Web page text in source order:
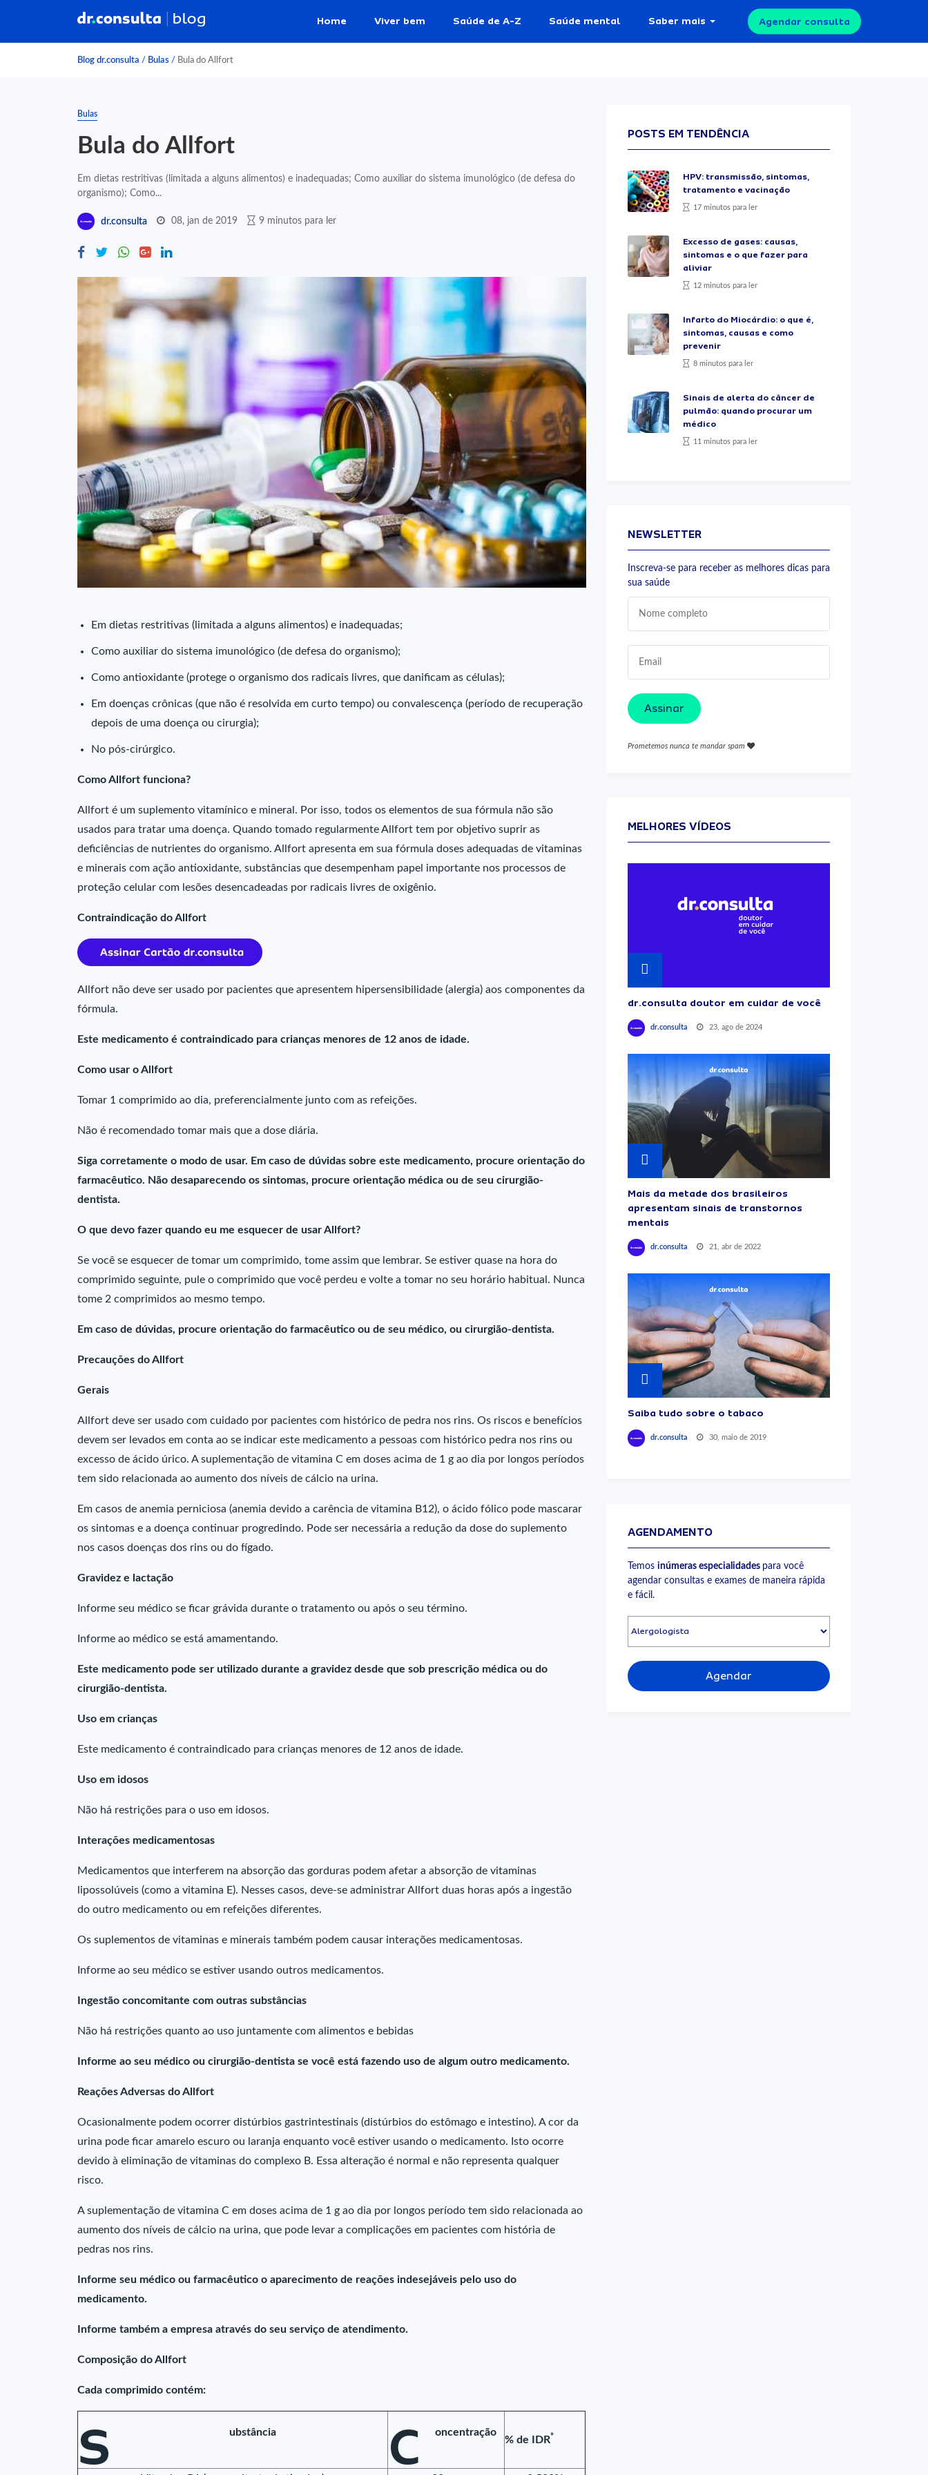
Home Viver bem Saúde de A-Z Saúde mental Saber mais Agendar consulta
Blog dr.consulta / Bulas / Bula do Allfort
Bulas
Bula do Allfort
Em dietas restritivas (limitada a alguns alimentos) e inadequadas; Como auxiliar do sistema imunológico (de defesa do
organismo); Como...
dr.consulta 08, jan de 2019 9 minutos para ler
Em dietas restritivas (limitada a alguns alimentos) e inadequadas;
Como auxiliar do sistema imunológico (de defesa do organismo);
Como antioxidante (protege o organismo dos radicais livres, que danificam as células);
Em doenças crônicas (que não é resolvida em curto tempo) ou convalescença (período de recuperação
depois de uma doença ou cirurgia);
No pós-cirúrgico.
Como Allfort funciona?
Allfort é um suplemento vitamínico e mineral. Por isso, todos os elementos de sua fórmula não são
usados para tratar uma doença. Quando tomado regularmente Allfort tem por objetivo suprir as
deficiências de nutrientes do organismo. Allfort apresenta em sua fórmula doses adequadas de vitaminas
e minerais com ação antioxidante, substâncias que desempenham papel importante nos processos de
proteção celular com lesões desencadeadas por radicais livres de oxigênio.
Contraindicação do Allfort
Allfort não deve ser usado por pacientes que apresentem hipersensibilidade (alergia) aos componentes da
fórmula.
Este medicamento é contraindicado para crianças menores de 12 anos de idade.
Como usar o Allfort
Tomar 1 comprimido ao dia, preferencialmente junto com as refeições.
Não é recomendado tomar mais que a dose diária.
Siga corretamente o modo de usar. Em caso de dúvidas sobre este medicamento, procure orientação do
farmacêutico. Não desaparecendo os sintomas, procure orientação médica ou de seu cirurgião-
dentista.
O que devo fazer quando eu me esquecer de usar Allfort?
Se você se esquecer de tomar um comprimido, tome assim que lembrar. Se estiver quase na hora do
comprimido seguinte, pule o comprimido que você perdeu e volte a tomar no seu horário habitual. Nunca
tome 2 comprimidos ao mesmo tempo.
Em caso de dúvidas, procure orientação do farmacêutico ou de seu médico, ou cirurgião-dentista.
Precauções do Allfort
Gerais
Allfort deve ser usado com cuidado por pacientes com histórico de pedra nos rins. Os riscos e benefícios
devem ser levados em conta ao se indicar este medicamento a pessoas com histórico pedra nos rins ou
excesso de ácido úrico. A suplementação de vitamina C em doses acima de 1 g ao dia por longos períodos
tem sido relacionada ao aumento dos níveis de cálcio na urina.
Em casos de anemia perniciosa (anemia devido a carência de vitamina B12), o ácido fólico pode mascarar
os sintomas e a doença continuar progredindo. Pode ser necessária a redução da dose do suplemento
nos casos doenças dos rins ou do fígado.
Gravidez e lactação
Informe seu médico se ficar grávida durante o tratamento ou após o seu término.
Informe ao médico se está amamentando.
Este medicamento pode ser utilizado durante a gravidez desde que sob prescrição médica ou do
cirurgião-dentista.
Uso em crianças
Este medicamento é contraindicado para crianças menores de 12 anos de idade.
Uso em idosos
Não há restrições para o uso em idosos.
Interações medicamentosas
Medicamentos que interferem na absorção das gorduras podem afetar a absorção de vitaminas
lipossolúveis (como a vitamina E). Nesses casos, deve-se administrar Allfort duas horas após a ingestão
do outro medicamento ou em refeições diferentes.
Os suplementos de vitaminas e minerais também podem causar interações medicamentosas.
Informe ao seu médico se estiver usando outros medicamentos.
Ingestão concomitante com outras substâncias
Não há restrições quanto ao uso juntamente com alimentos e bebidas
Informe ao seu médico ou cirurgião-dentista se você está fazendo uso de algum outro medicamento.
Reações Adversas do Allfort
Ocasionalmente podem ocorrer distúrbios gastrintestinais (distúrbios do estômago e intestino). A cor da
urina pode ficar amarelo escuro ou laranja enquanto você estiver usando o medicamento. Isto ocorre
devido à eliminação de vitaminas do complexo B. Essa alteração é normal e não representa qualquer
risco.
A suplementação de vitamina C em doses acima de 1 g ao dia por longos período tem sido relacionada ao
aumento dos níveis de cálcio na urina, que pode levar a complicações em pacientes com história de
pedras nos rins.
Informe seu médico ou farmacêutico o aparecimento de reações indesejáveis pelo uso do
medicamento.
Informe também a empresa através do seu serviço de atendimento.
Composição do Allfort
Cada comprimido contém:
S ubstância C oncentração
% de IDR*
POSTS EM TENDÊNCIA
HPV: transmissão, sintomas,
tratamento e vacinação
17 minutos para ler
Excesso de gases: causas,
sintomas e o que fazer para
aliviar
12 minutos para ler
Infarto do Miocárdio: o que é,
sintomas, causas e como
prevenir
8 minutos para ler
Sinais de alerta do câncer de
pulmão: quando procurar um
médico
11 minutos para ler
NEWSLETTER
Inscreva-se para receber as melhores dicas para
sua saúde
Assinar
Prometemos nunca te mandar spam
MELHORES VÍDEOS
dr.consulta doutor em cuidar de você
dr.consulta 23, ago de 2024
Mais da metade dos brasileiros
apresentam sinais de transtornos
mentais
dr.consulta 21, abr de 2022
Saiba tudo sobre o tabaco
dr.consulta 30, maio de 2019
AGENDAMENTO
Temos inúmeras especialidades para você
agendar consultas e exames de maneira rápida
e fácil.
Agendar